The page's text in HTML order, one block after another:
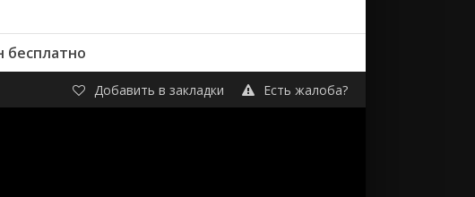
Добавить в закладки Есть жалоба?